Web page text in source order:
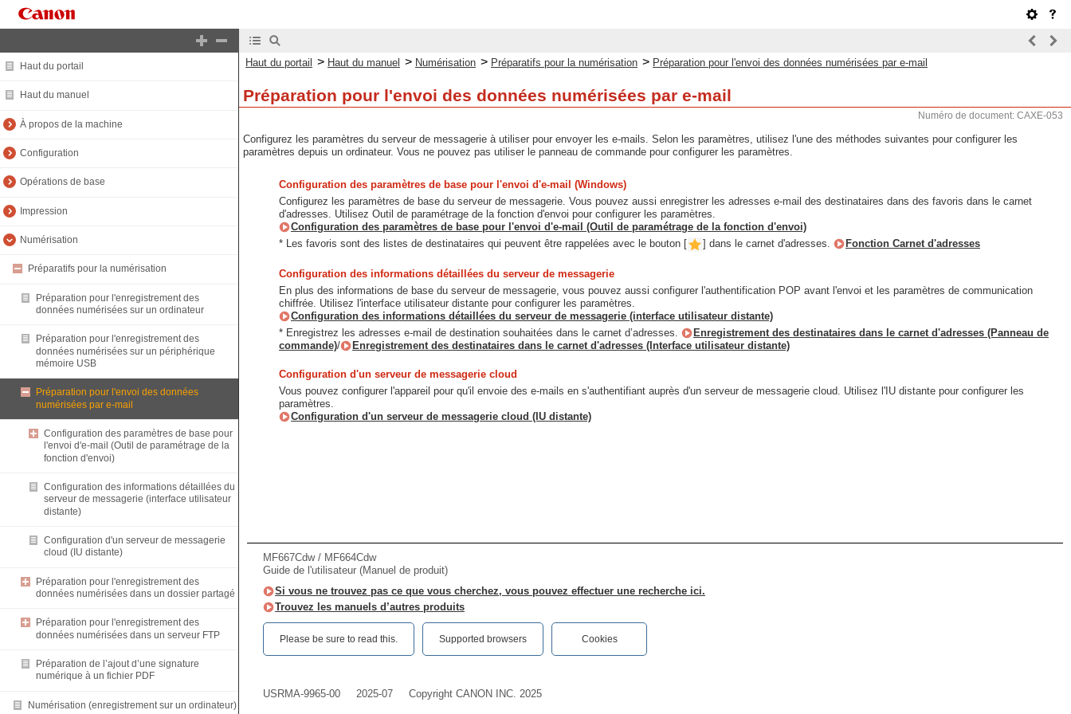
Haut du portail
Haut du manuel
À propos de la machine
Configuration
Opérations de base
Impression
Numérisation
Préparatifs pour la numérisation
Préparation pour l'enregistrement des
données numérisées sur un ordinateur
Préparation pour l'enregistrement des
données numérisées sur un périphérique
mémoire USB
Préparation pour l'envoi des données
numérisées par e-mail
Configuration des paramètres de base pour
l'envoi d'e-mail (Outil de paramétrage de la
fonction d'envoi)
Configuration des informations détaillées du
serveur de messagerie (interface utilisateur
distante)
Configuration d'un serveur de messagerie
cloud (IU distante)
Préparation pour l'enregistrement des
données numérisées dans un dossier partagé
Préparation pour l'enregistrement des
données numérisées dans un serveur FTP
Préparation de l’ajout d’une signature
numérique à un fichier PDF
Numérisation (enregistrement sur un ordinateur)
Haut du portail > Haut du manuel > Numérisation > Préparatifs pour la numérisation > Préparation pour l'envoi des données numérisées par e-mail
Préparation pour l'envoi des données numérisées par e-mail
Numéro de document: CAXE-053
Configurez les paramètres du serveur de messagerie à utiliser pour envoyer les e-mails. Selon les paramètres, utilisez l'une des méthodes suivantes pour configurer les
paramètres depuis un ordinateur. Vous ne pouvez pas utiliser le panneau de commande pour configurer les paramètres.
Configuration des paramètres de base pour l'envoi d'e-mail (Windows)
Configurez les paramètres de base du serveur de messagerie. Vous pouvez aussi enregistrer les adresses e-mail des destinataires dans des favoris dans le carnet
d'adresses. Utilisez Outil de paramétrage de la fonction d'envoi pour configurer les paramètres.
Configuration des paramètres de base pour l'envoi d'e-mail (Outil de paramétrage de la fonction d'envoi)
* Les favoris sont des listes de destinataires qui peuvent être rappelées avec le bouton [
] dans le carnet d'adresses. Fonction Carnet d'adresses
Configuration des informations détaillées du serveur de messagerie
En plus des informations de base du serveur de messagerie, vous pouvez aussi configurer l'authentification POP avant l'envoi et les paramètres de communication
chiffrée. Utilisez l'interface utilisateur distante pour configurer les paramètres.
Configuration des informations détaillées du serveur de messagerie (interface utilisateur distante)
* Enregistrez les adresses e-mail de destination souhaitées dans le carnet d’adresses.
Enregistrement des destinataires dans le carnet d'adresses (Panneau de
commande)/ Enregistrement des destinataires dans le carnet d'adresses (Interface utilisateur distante)
Configuration d'un serveur de messagerie cloud
Vous pouvez configurer l'appareil pour qu'il envoie des e-mails en s'authentifiant auprès d'un serveur de messagerie cloud. Utilisez l'IU distante pour configurer les
paramètres.
Configuration d'un serveur de messagerie cloud (IU distante)
MF667Cdw / MF664Cdw
Guide de l'utilisateur (Manuel de produit)
Si vous ne trouvez pas ce que vous cherchez, vous pouvez effectuer une recherche ici.
Trouvez les manuels d’autres produits
Please be sure to read this.‎ Supported browsers Cookies
USRMA-9965-00 2025-07 Copyright CANON INC. 2025